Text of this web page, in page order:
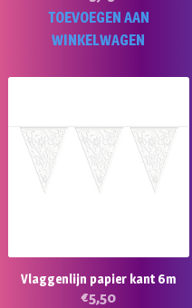
TOEVOEGEN AAN
WINKELWAGEN
Vlaggenlijn papier kant 6m
€5,50